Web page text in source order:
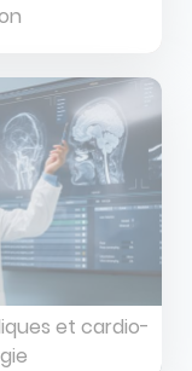
et cardio-